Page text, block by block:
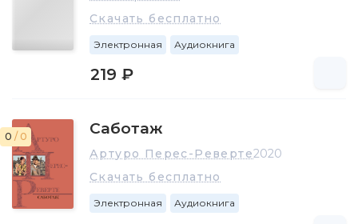
Скачать бесплатно
Электронная Аудиокнига
219 ₽
0 / 0 Саботаж
Артуро Перес-Реверте2020
Скачать бесплатно
Электронная Аудиокнига